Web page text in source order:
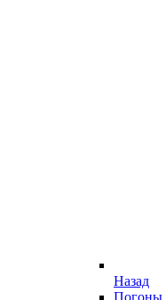
Назад
Погоны